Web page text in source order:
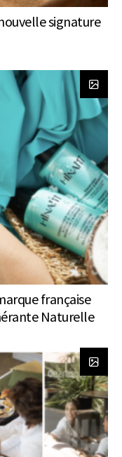
signature
française
Naturelle